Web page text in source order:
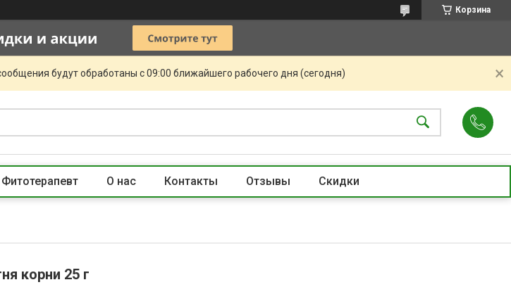
Корзина
будут обработаны с 09:00 ближайшего рабочего дня (сегодня)
Фитотерапевт О нас Контакты Отзывы Скидки
корни 25 г